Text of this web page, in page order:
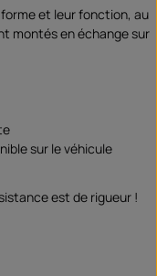
et leur fonction, au
montés en échange sur
sur le véhicule
est de rigueur !